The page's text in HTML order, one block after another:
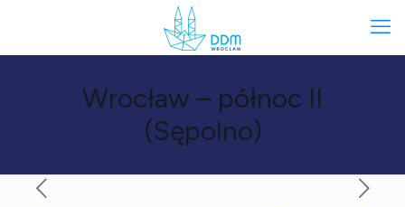
Wrocław – północ II
(Sępolno)